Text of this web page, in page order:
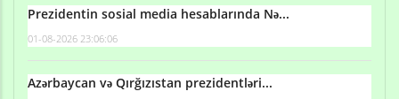
Prezidentin sosial media hesablarında Nə...
01-08-2026 23:06:06
Azərbaycan və Qırğızıstan prezidentləri...